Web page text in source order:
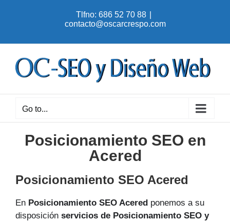
Tlfno: 686 52 70 88
contacto@oscarcrespo.com
Go to...
Posicionamiento SEO en
Acered
Posicionamiento SEO Acered
En Posicionamiento SEO Acered ponemos a su
disposición servicios de Posicionamiento SEO y